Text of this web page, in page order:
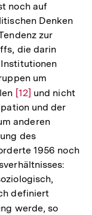
noch auf
Denken
zur
die darin
um
Zur
Auflösung
der
Fußnote
[12] und nicht
und der
anderen
des
1956 noch
definiert
werde, so